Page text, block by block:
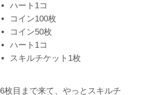
ハート1コ
コイン100枚
コイン50枚
ハート1コ
スキルチケット1枚
6枚目まで来て、やっとスキルチ